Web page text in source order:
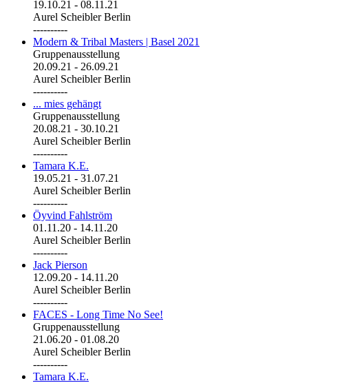
19.10.21 - 08.11.21
Aurel Scheibler Berlin
----------
Modern & Tribal Masters | Basel 2021
Gruppenausstellung
20.09.21 - 26.09.21
Aurel Scheibler Berlin
----------
... mies gehängt
Gruppenausstellung
20.08.21 - 30.10.21
Aurel Scheibler Berlin
----------
Tamara K.E.
19.05.21 - 31.07.21
Aurel Scheibler Berlin
----------
Öyvind Fahlström
01.11.20 - 14.11.20
Aurel Scheibler Berlin
----------
Jack Pierson
12.09.20 - 14.11.20
Aurel Scheibler Berlin
----------
FACES - Long Time No See!
Gruppenausstellung
21.06.20 - 01.08.20
Aurel Scheibler Berlin
----------
Tamara K.E.